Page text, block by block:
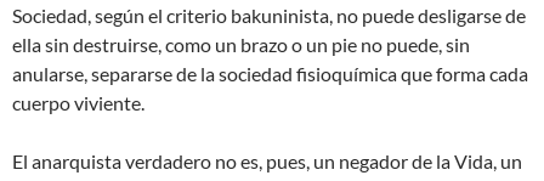
Sociedad, según el criterio bakuninista, no puede desligarse de
ella sin destruirse, como un brazo o un pie no puede, sin
anularse, separarse de la sociedad fisioquímica que forma cada
cuerpo viviente.
El anarquista verdadero no es, pues, un negador de la Vida, un